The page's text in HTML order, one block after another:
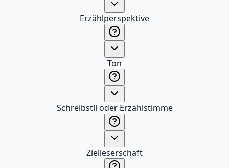
Erzählperspektive
Ton
Schreibstil oder Erzählstimme
Zielleserschaft